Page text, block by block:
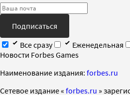
Подписаться
Все сразу
Еженедельная
Новости Forbes Games
Наименование издания: forbes.ru
Cетевое издание « forbes.ru »